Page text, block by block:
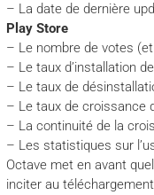
– La date de dernière
Play Store
– Le nombre de votes
– Le taux d’installation
– Le taux de
– Le taux de croissance
– La continuité de la
– Les statistiques sur
Octave met en avant
inciter au